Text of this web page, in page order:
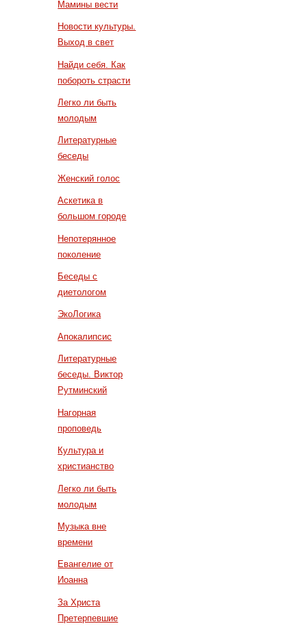
Мамины вести
Новости культуры.
Выход в свет
Найди себя. Как
побороть страсти
Легко ли быть
молодым
Литературные
беседы
Женский голос
Аскетика в
большом городе
Непотерянное
поколение
Беседы с
диетологом
ЭкоЛогика
Апокалипсис
Литературные
беседы. Виктор
Рутминский
Нагорная
проповедь
Культура и
христианство
Легко ли быть
молодым
Музыка вне
времени
Евангелие от
Иоанна
За Христа
Претерпевшие